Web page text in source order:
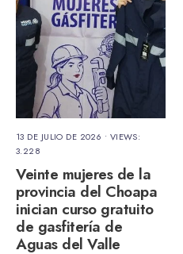
13 DE JULIO DE 2026 • VIEWS:
3.228
Veinte mujeres de la
provincia del Choapa
inician curso gratuito
de gasfitería de
Aguas del Valle